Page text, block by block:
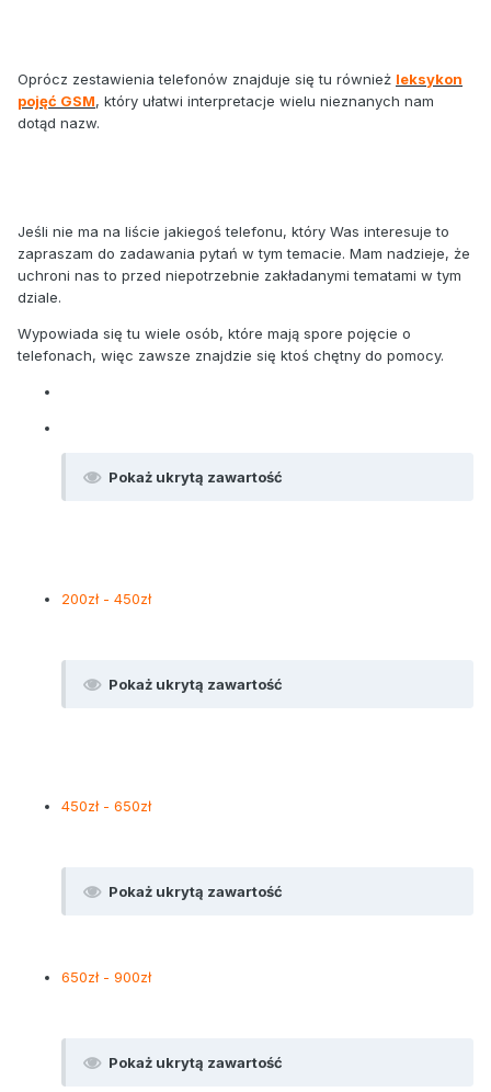
Oprócz zestawienia telefonów znajduje się tu również leksykon
pojęć GSM, który ułatwi interpretacje wielu nieznanych nam
dotąd nazw.
Jeśli nie ma na liście jakiegoś telefonu, który Was interesuje to
zapraszam do zadawania pytań w tym temacie. Mam nadzieje, że
uchroni nas to przed niepotrzebnie zakładanymi tematami w tym
dziale.
Wypowiada się tu wiele osób, które mają spore pojęcie o
telefonach, więc zawsze znajdzie się ktoś chętny do pomocy.
Pokaż ukrytą zawartość
200zł - 450zł
Pokaż ukrytą zawartość
450zł - 650zł
Pokaż ukrytą zawartość
650zł - 900zł
Pokaż ukrytą zawartość